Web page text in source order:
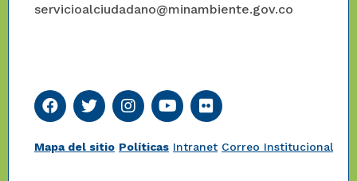
servicioalciudadano@minambiente.gov.co
Mapa del sitio Políticas Intranet Correo Institucional